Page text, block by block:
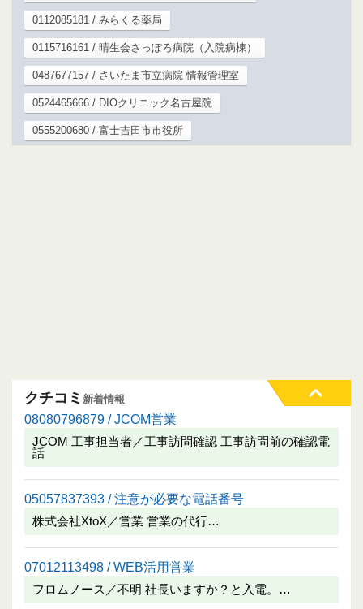
0112085181 / みらくる薬局
0115716161 / 晴生会さっぽろ病院（入院病棟）
0487677157 / さいたま市立病院 情報管理室
0524465666 / DIOクリニック名古屋院
0555200680 / 富士吉田市市役所
クチコミ 新着情報
08080796879 / JCOM営業
JCOM 工事担当者／工事訪問確認 工事訪問前の確認電
話
05057837393 / 注意が必要な電話番号
株式会社XtoX／営業 営業の代行…
07012113498 / WEB活用営業
フロムノース／不明 社長いますか？と入電。…